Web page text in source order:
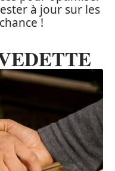
à jour sur les
!